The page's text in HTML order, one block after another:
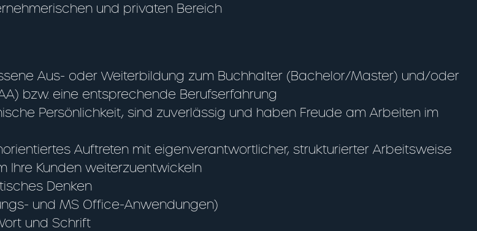
und privaten Bereich
Aus- oder Weiterbildung zum Buchhalter (Bachelor/Master) und/oder
bzw. eine entsprechende Berufserfahrung
Persönlichkeit, sind zuverlässig und haben Freude am Arbeiten im
Auftreten mit eigenverantwortlicher, strukturierter Arbeitsweise
Ihre Kunden weiterzuentwickeln
Denken
und MS Office-Anwendungen)
und Schrift